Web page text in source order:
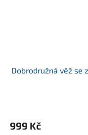
Dobrodružná věž se
produktu
je
999 Kč